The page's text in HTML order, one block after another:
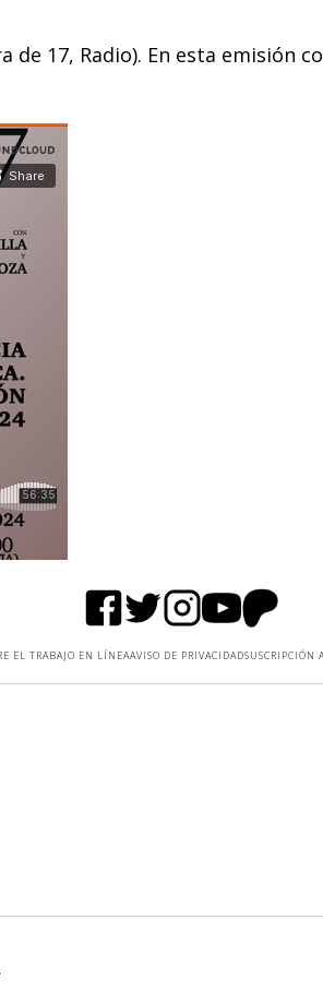
17, Radio). En esta emisión
EL TRABAJO EN LÍNEAAVISO DE PRIVACIDADSUSCRIPCIÓN